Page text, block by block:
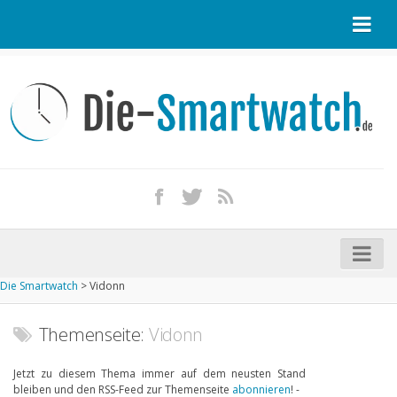
Kontakt / Tipp geben
Impressum
iPhone kaufen
Startseite
Aktuelle Smartwatches im Test
Die Smartwatch >Vidonn
Themenseite: Vidonn
Jetzt zu diesem Thema immer auf dem neusten Stand
bleiben und den RSS-Feed zur Themenseite abonnieren! -